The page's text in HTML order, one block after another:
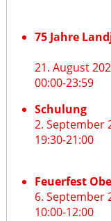
75 Jahre
21. August
00:00-23:59
Schulung
2. September
19:30-21:00
Feuerfest
6. September
10:00-12:00